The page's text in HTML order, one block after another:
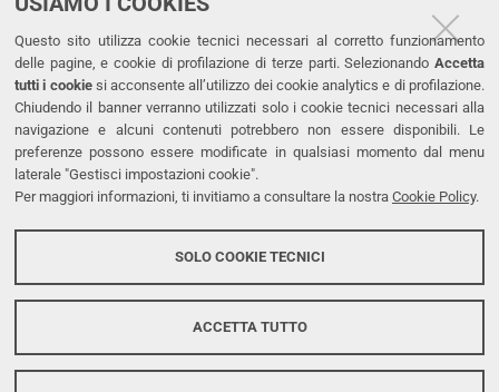
Questo sito utilizza cookie tecnici necessari al corretto funzionamento
delle pagine, e cookie di profilazione di terze parti. Selezionando Accetta
tutti i cookiesi acconsente all’utilizzo dei cookie analytics e di profilazione.
Chiudendo il banner verranno utilizzati solo i cookie tecnici necessari alla
navigazione e alcuni contenuti potrebbero non essere disponibili. Le
preferenze possono essere modificate in qualsiasi momento dal menu
laterale "Gestisci impostazioni cookie".
Per maggiori informazioni, ti invitiamo a consultare la nostra Cookie Policy.
SOLO COOKIE TECNICI
ACCETTA TUTTO
Tel. +39 0532 293111
Fax. +39 0532 293031
PEC
LINKS
Dichiarazione di accessibilità
Protezione dati personali